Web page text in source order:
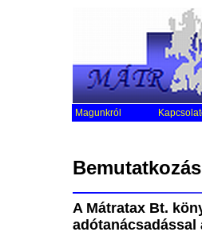
Magunkról
Bemutatkozás
A Mátratax Bt.
adótanácsadással